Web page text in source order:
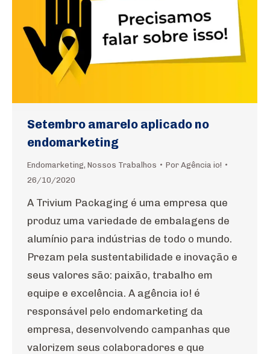
Setembro amarelo aplicado no
endomarketing
Endomarketing, Nossos Trabalhos Por Agência io!
26/10/2020
A Trivium Packaging é uma empresa que
produz uma variedade de embalagens de
alumínio para indústrias de todo o mundo.
Prezam pela sustentabilidade e inovação e
seus valores são: paixão, trabalho em
equipe e excelência. A agência io! é
responsável pelo endomarketing da
empresa, desenvolvendo campanhas que
valorizem seus colaboradores e que